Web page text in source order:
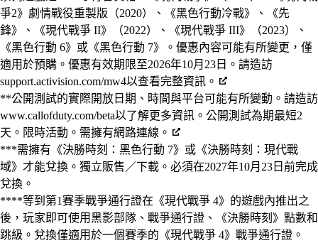
爭2》劇情戰役重製版（2020）、《黑色行動冷戰》、《先
鋒》、《現代戰爭 II》（2022）、《現代戰爭 III》（2023）、
《黑色行動 6》或《黑色行動 7》。優惠內容可能有所變更，僅
適用於預購。優惠有效期限至2026年10月23日。請造訪
support.activision.com/mw4以查看完整資訊。
**公開測試的實際開放日期、時間與平台可能有所變動。請造訪
www.callofduty.com/beta以了解更多資訊。公開測試為期最短2
天。限時活動。需擁有網路連線。
***需擁有《決勝時刻：黑色行動 7》或《決勝時刻：現代戰
域》才能兌換。獨立販售／下載。必須在2027年10月23日前完成
兌換。
****等到第1賽季戰爭通行證在《現代戰爭 4》的遊戲內推出之
後，玩家即可使用黑影部隊、戰爭通行證、《決勝時刻》點數和
跳級。兌換僅適用於一個賽季的《現代戰爭 4》戰爭通行證。